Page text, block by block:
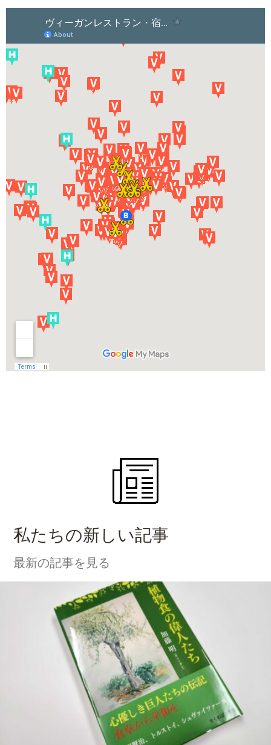
私たちの新しい記事
最新の記事を見る